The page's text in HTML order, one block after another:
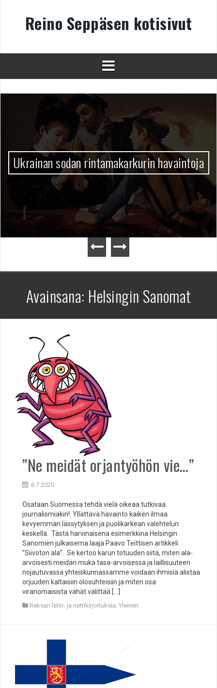
Reino Seppäsen kotisivut
Ukrainan sodan rintamakarkurin havaintoja
Avainsana: Helsingin Sanomat
”Ne meidät orjantyöhön vie…”
6.7.2020
Osataan Suomessa tehdä vielä oikeaa tutkivaa
journalismiakin! Yllättävä havainto kaiken ilmaa
kevyemmän lässytyksen ja puolikarkean valehtelun
keskellä. Tästä harvinaisena esimerkkinä Helsingin
Sanomien julkaisema laaja Paavo Teittisen artikkeli
”Siivoton ala”. Se kertoo karun totuuden siitä, miten ala-
arvoisesti meidän muka tasa-arvoisessa ja laillisuuteen
nojautuvassa yhteiskunnassamme voidaan ihmisiä alistaa
orjuuden kaltaisiin olosuhteisiin ja miten osa
viranomaisista vähät välittää […]
Reksan lehti- ja nettikirjoituksia, Yleinen